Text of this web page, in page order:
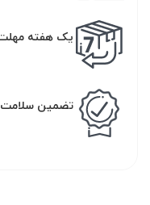
یک هفته
تضمین سلامت